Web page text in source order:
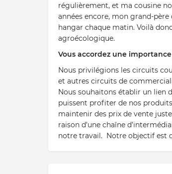
régulièrement, et ma cousine
années encore, mon grand-
hangar chaque matin. Voilà
agroécologique.
Vous accordez une
Nous privilégions les circuits
et autres circuits de
Nous souhaitons établir un lien
puissent profiter de nos
maintenir des prix de vente
raison d’une chaîne
notre travail. Notre objectif est